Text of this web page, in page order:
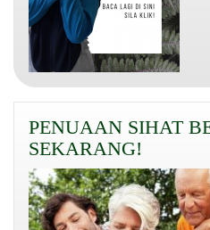
PENUAAN SIHAT
SEKARANG!